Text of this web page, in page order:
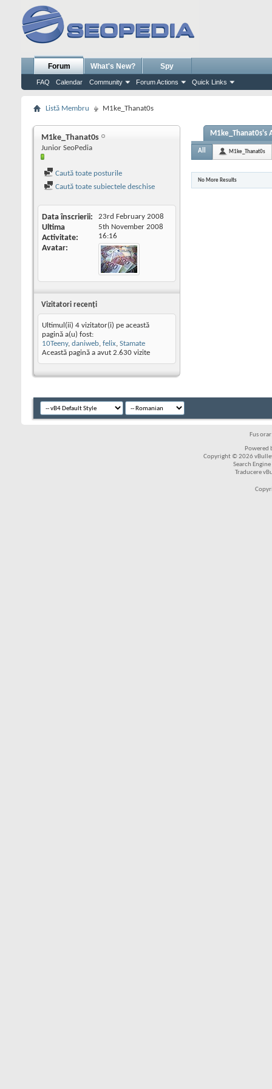
Forum
FAQ Calendar Community Forum Actions Quick Links
What's New? Spy
Listă Membru M1ke_Thanat0s
M1ke_Thanat0s
Junior SeoPedia
Caută toate posturile
Caută toate subiectele deschise
Data înscrierii 23rd February 2008
Ultima
Activitate
5th November 2008
16:16
Avatar
Vizitatori recenţi
Ultimul(ii) 4 vizitator(i) pe această
pagină a(u) fost:
10Teeny, daniweb, felix, Stamate
Această pagină a avut 2.630 vizite
M1ke_Thanat0s's
All M1ke_Thanat0s
No More Results
Fus
Powered
Copyright © 2026
Search
Traducere